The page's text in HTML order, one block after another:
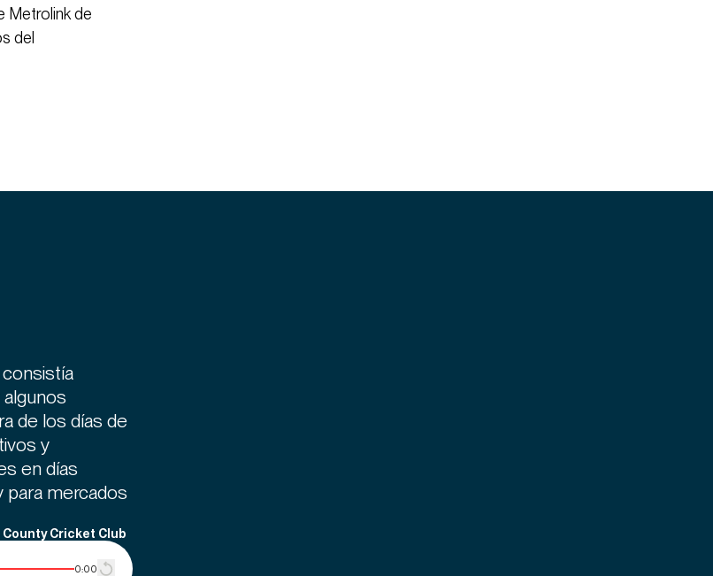
Metrolink de
del
de los días de
y
en días
para mercados
Cricket Club
0:00